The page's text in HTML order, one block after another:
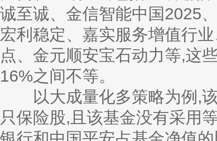
诚至诚、金信智能中国2025
宏利稳定、嘉实服务增值行
点、金元顺安宝石动力等,这
16%之间不等。
以大成量化多策略为例,该
只保险股,且该基金没有采用